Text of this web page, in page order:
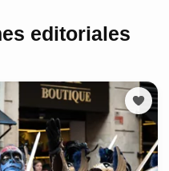
editoriales